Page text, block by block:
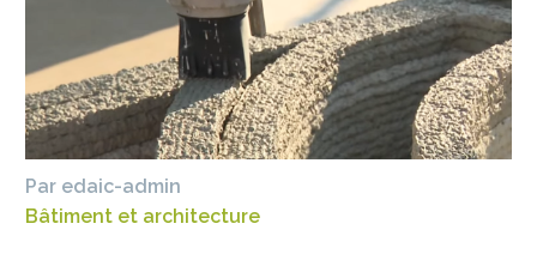
Par edaic-admin
Bâtiment et architecture